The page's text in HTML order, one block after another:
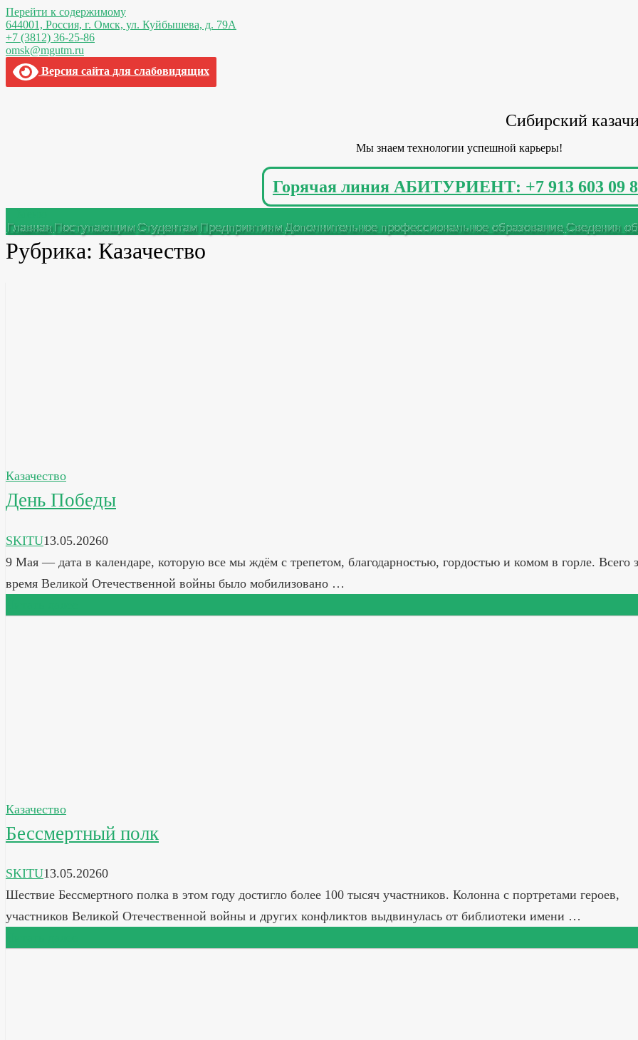
Перейти к содержимому
644001, Россия, г. Омск, ул. Куйбышева, д. 79А
+7 (3812) 36-25-86
omsk@mgutm.ru
Версия сайта для слабовидящих
Сибирский
Мы знаем технологии успешной карьеры!
Горячая линия АБИТУРИЕНТ: +7 913 603 09
Главная ПоступающимСтудентам ПредприятиямДополнительное профессиональное образованиеСведения
Рубрика: Казачество
Казачество
День Победы
SKITU13.05.20260
9 Мая — дата в календаре, которую все мы ждём с трепетом, благодарностью, гордостью и комом в горле. Всего
время Великой Отечественной войны было мобилизовано …
Казачество
Бессмертный полк
SKITU13.05.20260
Шествие Бессмертного полка в этом году достигло более 100 тысяч участников. Колонна с портретами героев,
участников Великой Отечественной войны и других конфликтов выдвинулась от библиотеки имени …